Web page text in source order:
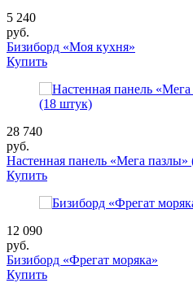
5 240
руб.
Бизиборд «Моя кухня»
Купить
28 740
руб.
Настенная панель «Мега
Купить
12 090
руб.
Бизиборд «Фрегат моряка»
Купить